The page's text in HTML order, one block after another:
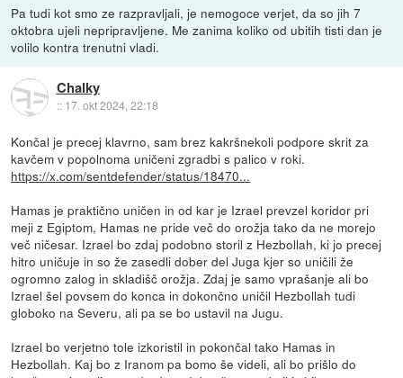
Pa tudi kot smo ze razpravljali, je nemogoce verjet, da so jih 7
oktobra ujeli nepripravljene. Me zanima koliko od ubitih tisti dan je
volilo kontra trenutni vladi.
Chalky
:: 17. okt 2024, 22:18
Končal je precej klavrno, sam brez kakršnekoli podpore skrit za
kavčem v popolnoma uničeni zgradbi s palico v roki.
https://x.com/sentdefender/status/18470...
Hamas je praktično uničen in od kar je Izrael prevzel koridor pri
meji z Egiptom, Hamas ne pride več do orožja tako da ne morejo
več ničesar. Izrael bo zdaj podobno storil z Hezbollah, ki jo precej
hitro uničuje in so že zasedli dober del Juga kjer so uničili že
ogromno zalog in skladišč orožja. Zdaj je samo vprašanje ali bo
Izrael šel povsem do konca in dokončno uničil Hezbollah tudi
globoko na Severu, ali pa se bo ustavil na Jugu.
Izrael bo verjetno tole izkoristil in pokončal tako Hamas in
Hezbollah. Kaj bo z Iranom pa bomo še videli, ali bo prišlo do